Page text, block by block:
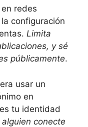
en redes
configuración
Limita
y sé
públicamente.
usar un
en
tu identidad
conecte